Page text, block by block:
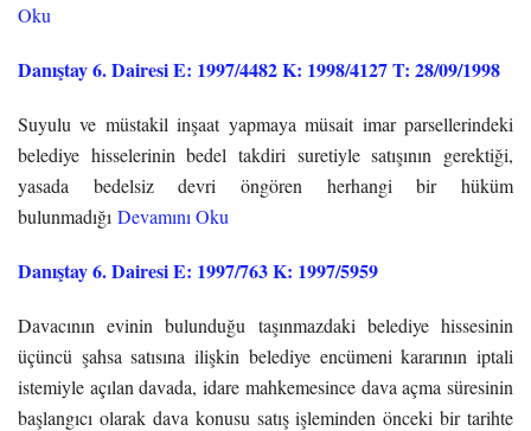
Oku
Danıştay 6. Dairesi E: 1997/4482 K: 1998/4127 T: 28/09/1998
Suyulu ve müstakil inşaat yapmaya müsait imar parsellerindeki
belediye hisselerinin bedel takdiri suretiyle satışının gerektiği,
yasada bedelsiz devri öngören herhangi bir hüküm
bulunmadığı Devamını Oku
Danıştay 6. Dairesi E: 1997/763 K: 1997/5959
Davacının evinin bulunduğu taşınmazdaki belediye hissesinin
üçüncü şahsa satısına ilişkin belediye encümeni kararının iptali
istemiyle açılan davada, idare mahkemesince dava açma süresinin
başlangıcı olarak dava konusu satış işleminden önceki bir tarihte